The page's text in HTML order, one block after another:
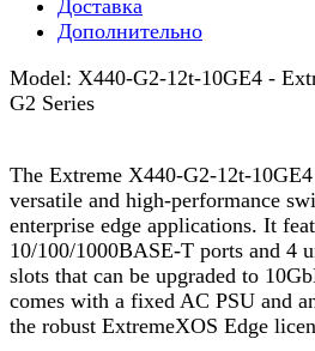
Доставка
Дополнительно
Model: X440-G2-12t-10GE4 -
G2 Series
The Extreme X440-G2-12t-
versatile and high-performance
enterprise edge applications. It
10/100/1000BASE-T ports and 4
slots that can be upgraded to
comes with a fixed AC PSU and
the robust ExtremeXOS Edge